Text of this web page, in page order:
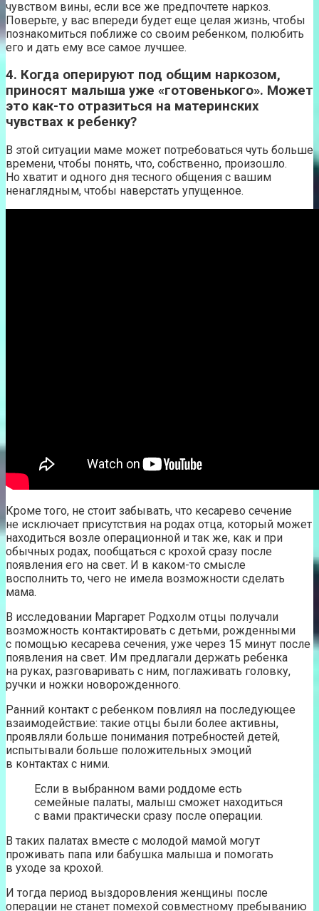
чувством вины, если все же предпочтете наркоз.
Поверьте, у вас впереди будет еще целая жизнь, чтобы
познакомиться поближе со своим ребенком, полюбить
его и дать ему все самое лучшее.
4. Когда оперируют под общим наркозом,
приносят малыша уже «готовенького». Может
это как-то отразиться на материнских
чувствах к ребенку?
В этой ситуации маме может потребоваться чуть больше
времени, чтобы понять, что, собственно, произошло.
Но хватит и одного дня тесного общения с вашим
ненаглядным, чтобы наверстать упущенное.
Кроме того, не стоит забывать, что кесарево сечение
не исключает присутствия на родах отца, который может
находиться возле операционной и так же, как и при
обычных родах, пообщаться с крохой сразу после
появления его на свет. И в каком-то смысле
восполнить то, чего не имела возможности сделать
мама.
В исследовании Маргарет Родхолм отцы получали
возможность контактировать с детьми, рожденными
с помощью кесарева сечения, уже через 15 минут после
появления на свет. Им предлагали держать ребенка
на руках, разговаривать с ним, поглаживать головку,
ручки и ножки новорожденного.
Ранний контакт с ребенком повлиял на последующее
взаимодействие: такие отцы были более активны,
проявляли больше понимания потребностей детей,
испытывали больше положительных эмоций
в контактах с ними.
Если в выбранном вами роддоме есть
семейные палаты, малыш сможет находиться
с вами практически сразу после операции.
В таких палатах вместе с молодой мамой могут
проживать папа или бабушка малыша и помогать
в уходе за крохой.
И тогда период выздоровления женщины после
операции не станет помехой совместному пребыванию